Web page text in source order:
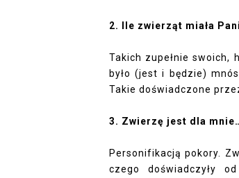
2. Ile zwierząt miała
Takich zupełnie
było (jest i będzie)
Takie doświadczone
3. Zwierzę jest dla
Personifikacją pokory.
czego doświadczyły